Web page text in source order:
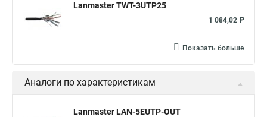
Lanmaster TWT-3UTP25
1 084,02 ₽
Показать больше
Аналоги по характеристикам
Lanmaster LAN-5EUTP-OUT